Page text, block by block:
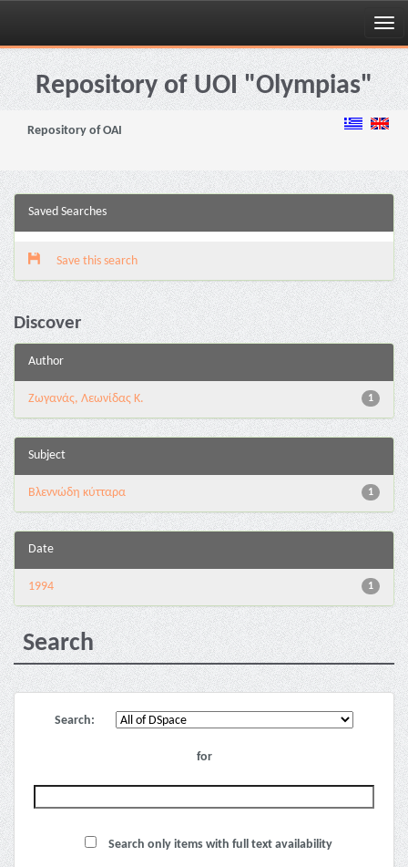
Skip
navigationRepository of UOI "Olympias"
Repository of OAI
Saved Searches
Save this search
Discover
Author
1
Ζωγανάς, Λεωνίδας Κ.
Subject
1
Βλεννώδη κύτταρα
Date
1
1994
Search
Search:
for
Search only items with full text availability